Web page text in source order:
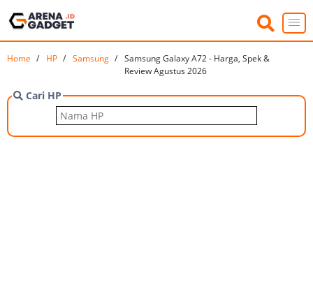
Home HP Samsung
Samsung Galaxy A72 - Harga, Spek &
Review Agustus 2026
Cari HP